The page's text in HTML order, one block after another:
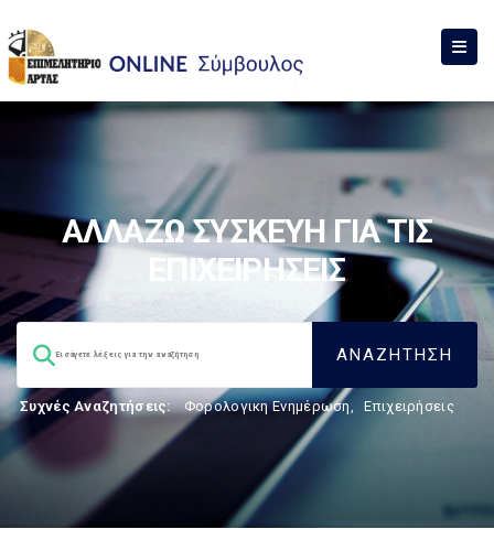
ΑΛΛΑΖΩ ΣΥΣΚΕΥΗ ΓΙΑ ΤΙΣ
ΕΠΙΧΕΙΡΗΣΕΙΣ
Συχνές Αναζητήσεις: Φορολογικη Ενημέρωση, Επιχειρήσεις